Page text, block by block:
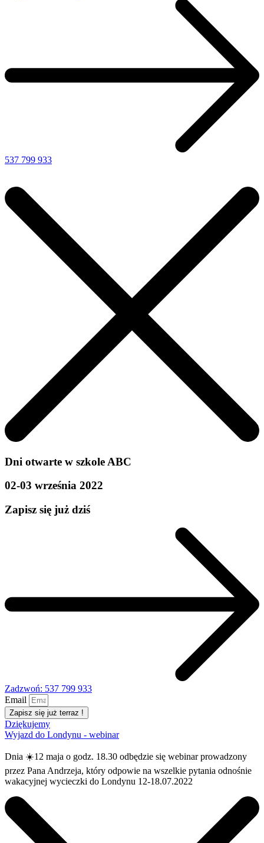
537 799 933
Dni otwarte w szkole ABC
02-03 września 2022
Zapisz się już dziś
Zadzwoń: 537 799 933
Email
Zapisz się już terraz !
Dziękujemy
Wyjazd do Londynu - webinar
Dnia ☀️12 maja o godz. 18.30 odbędzie się webinar prowadzony
przez Pana Andrzeja, który odpowie na wszelkie pytania odnośnie
wakacyjnej wycieczki do Londynu 12-18.07.2022